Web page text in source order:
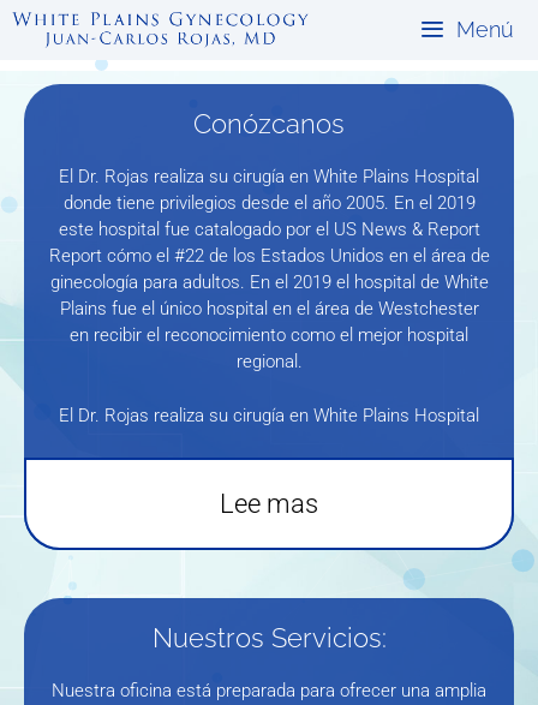
Saltar
Menú
Conózcanos
El Dr. Rojas realiza su cirugía en White Plains Hospital
donde tiene privilegios desde el año 2005. En el 2019
este hospital fue catalogado por el US News & Report
Report cómo el #22 de los Estados Unidos en el área de
ginecología para adultos. En el 2019 el hospital de White
Plains fue el único hospital en el área de Westchester
en recibir el reconocimiento como el mejor hospital
regional.
El Dr. Rojas realiza su cirugía en White Plains Hospital
Lee mas
Nuestros Servicios:
Nuestra oficina está preparada para ofrecer una amplia